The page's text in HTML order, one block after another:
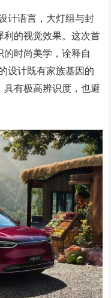
计语言，大灯组与封
利的视觉效果。这次首
的时尚美学，诠释自
设计既有家族基因的
具有极高辨识度，也避